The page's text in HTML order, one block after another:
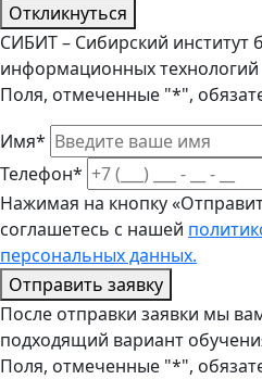
Откликнуться
СИБИТ – Сибирский институт
информационных технологий
Поля, отмеченные "*",
Имя*
Телефон*
Нажимая на кнопку
соглашетесь с нашей
персональных данных.
Отправить заявку
После отправки заявки мы
подходящий вариант
Поля, отмеченные "*",